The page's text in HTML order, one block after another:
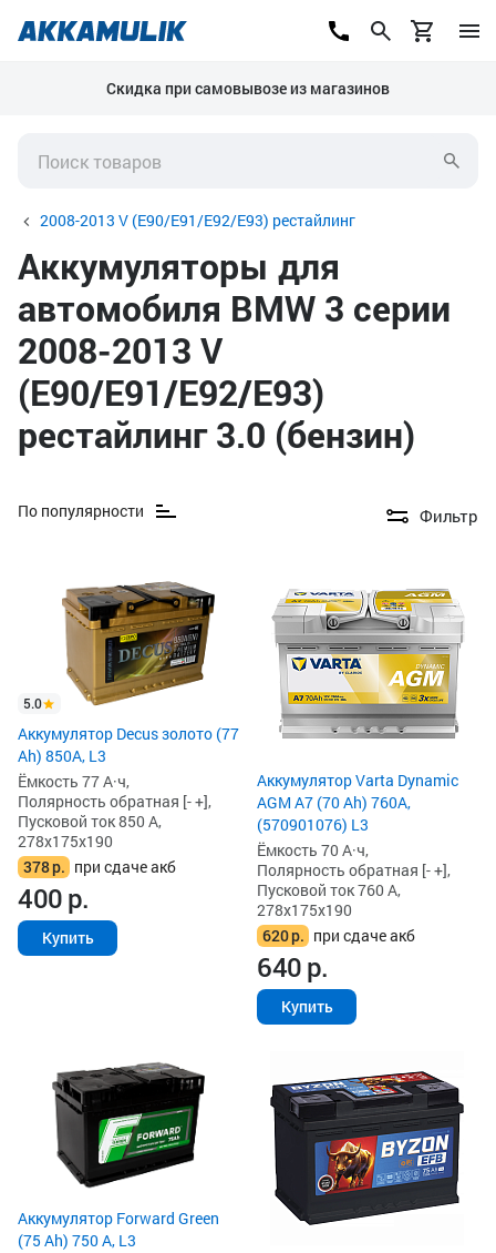
Скидка при самовывозе из магазинов
2008-2013 V (E90/E91/E92/E93) рестайлинг
Аккумуляторы для
автомобиля BMW 3 серии
2008-2013 V
(E90/E91/E92/E93)
рестайлинг 3.0 (бензин)
По популярности Фильтр
5.0
Аккумулятор Decus золото (77
Ah) 850А, L3
Ёмкость 77 А·ч,
Полярность обратная [- +],
Пусковой ток 850 А,
278x175x190
378р. при сдаче акб
400р.
Купить
Аккумулятор Varta Dynamic
AGM A7 (70 Ah) 760A,
(570901076) L3
Ёмкость 70 А·ч,
Полярность обратная [- +],
Пусковой ток 760 А,
278x175x190
620р. при сдаче акб
640р.
Купить
Аккумулятор Forward Green
(75 Ah) 750 А, L3